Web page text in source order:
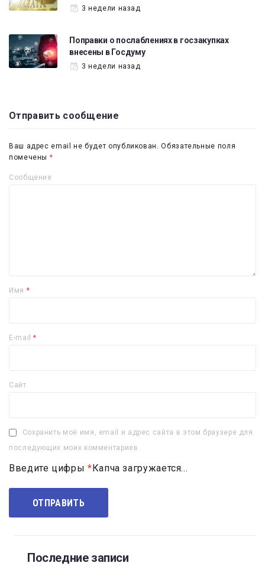
3 недели назад
Поправки о послаблениях в госзакупках
внесены в Госдуму
3 недели назад
Отправить сообщение
Ваш адрес email не будет опубликован. Обязательные поля
помечены *
Сообщение
Имя *
E-mail*
Сайт
Сохранить моё имя, email и адрес сайта в этом браузере для
последующих моих комментариев.
Введите цифры * Капча загружается...
Последние записи